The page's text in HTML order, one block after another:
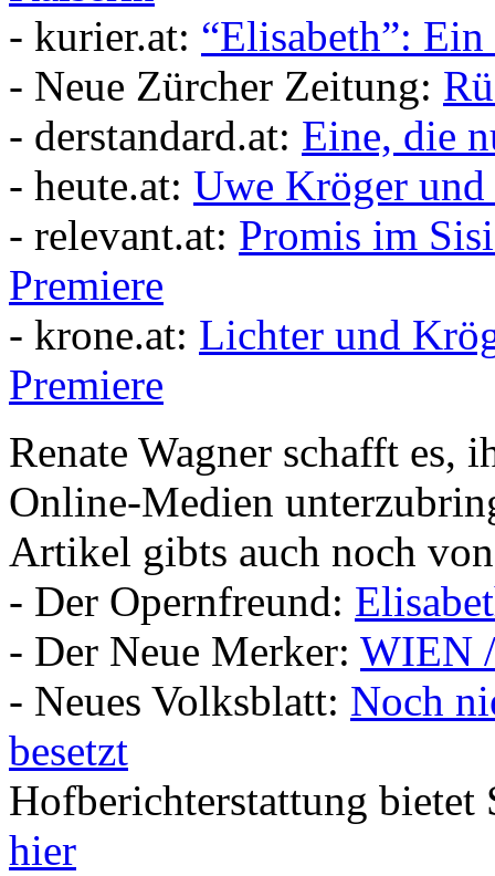
- kurier.at: “Elisabeth”:
- Neue Zürcher Zeitung:
- derstandard.at: Eine, die
- heute.at: Uwe Kröger
- relevant.at: Promis im
Premiere
- krone.at: Lichter und
Premiere
Renate Wagner schafft
Online-Medien
Artikel gibts auch noch
- Der Opernfreund:
- Der Neue Merker: WIEN
- Neues Volksblatt: Noch
besetzt
Hofberichterstattung
hier